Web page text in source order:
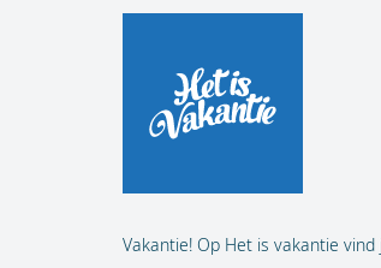
Vakantie! Op Het is vakantie vind